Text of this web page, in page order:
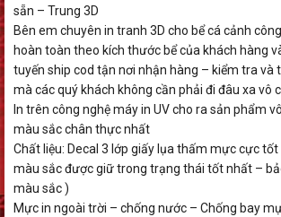
sẵn – Trung 3D
Bên em chuyên in tranh 3D cho bể cá cảnh
hoàn toàn theo kích thước bể của khách hàng
tuyến ship cod tận nơi nhận hàng – kiểm tra và
mà các quý khách không cần phải đi đâu xa vô
In trên công nghệ máy in UV cho ra sản phẩm
màu sắc chân thực nhất
Chất liệu: Decal 3 lớp giấy lụa thấm mực cực
màu sắc được giữ trong trạng thái tốt nhất –
màu sắc )
Mực in ngoài trời – chống nước – Chống bay